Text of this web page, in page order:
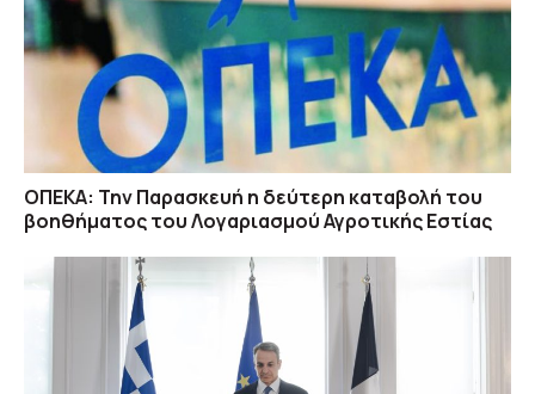
ΟΠΕΚΑ: Την Παρασκευή η δεύτερη καταβολή του
βοηθήματος του Λογαριασμού Αγροτικής Εστίας